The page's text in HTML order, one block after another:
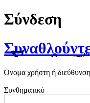
Σύνδεση
Όνομα χρήστη ή
Συνθηματικό